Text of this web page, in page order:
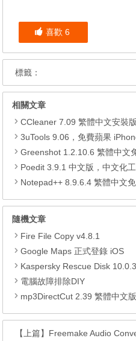
喜歡 6
標籤：
相關文章
CCleaner 7.09 繁體中文安裝
3uTools 9.06，免費蘋果 iPhone /
Greenshot 1.2.10.6 繁體中文免安
Poedit 3.9.1 中文版，中文化
Notepad++ 8.9.6.4 繁體中文
隨機文章
Fire File Copy v4.8.1
Google Maps 正式登錄 iOS
Kaspersky Rescue Disk
電腦故障排除DIY
mp3DirectCut 2.39 繁體中文
【上篇】 Freemake Audio